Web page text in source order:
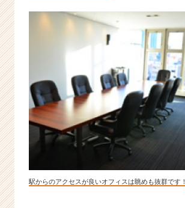
カ
ウ
ト
く
就
サ
イ
ト
ア
キ
駅からのアクセスが良いオフィスは眺めも抜群です！